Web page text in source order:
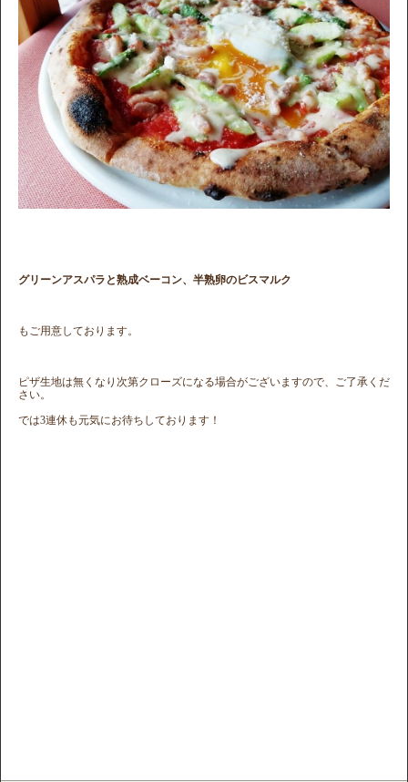
グリーンアスパラと熟成ベーコン、半熟卵のビスマルク
もご用意しております。
ピザ生地は無くなり次第クローズになる場合がございますので、ご了承くだ
さい。
では3連休も元気にお待ちしております！